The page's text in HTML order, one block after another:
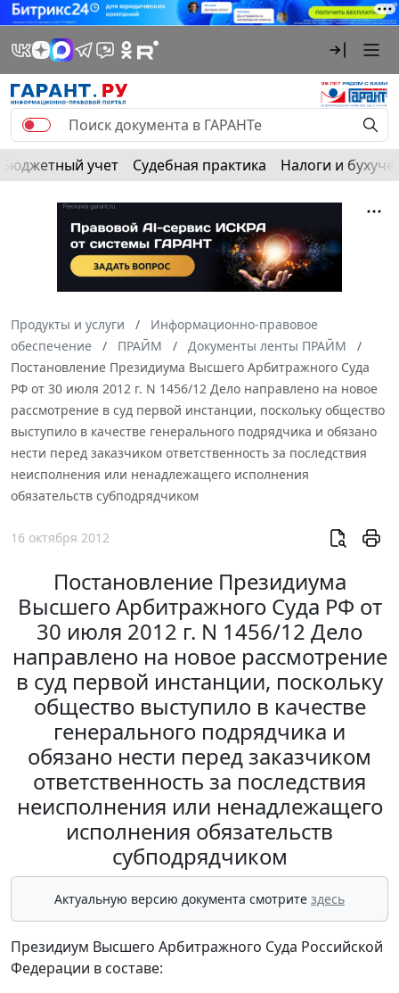
Бюджетный учет Судебная практика Налоги и
Продукты и услуги
Информационно-правовое
обеспечение
ПРАЙМ
Документы ленты ПРАЙМ
Постановление Президиума Высшего Арбитражного Суда
РФ от 30 июля 2012 г. N 1456/12 Дело направлено на новое
рассмотрение в суд первой инстанции, поскольку общество
выступило в качестве генерального подрядчика и обязано
нести перед заказчиком ответственность за последствия
неисполнения или ненадлежащего исполнения
обязательств субподрядчиком
16 октября 2012
Постановление Президиума
Высшего Арбитражного Суда РФ от
30 июля 2012 г. N 1456/12 Дело
направлено на новое рассмотрение
в суд первой инстанции, поскольку
общество выступило в качестве
генерального подрядчика и
обязано нести перед заказчиком
ответственность за последствия
неисполнения или ненадлежащего
исполнения обязательств
субподрядчиком
Актуальную версию документа смотрите здесь
Президиум Высшего Арбитражного Суда Российской
Федерации в составе: